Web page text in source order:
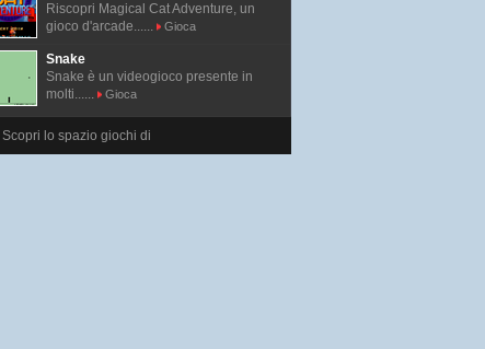
Riscopri Magical Cat Adventure, un
gioco d'arcade......
Gioca
Snake
Snake è un videogioco presente in
molti......
Gioca
Scopri lo spazio giochi di